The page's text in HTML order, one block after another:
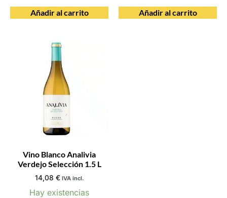
Añadir al carrito Añadir al carrito
Vino Blanco Analivia
Verdejo Selección 1.5 L
14,08 € IVA incl.
Hay existencias